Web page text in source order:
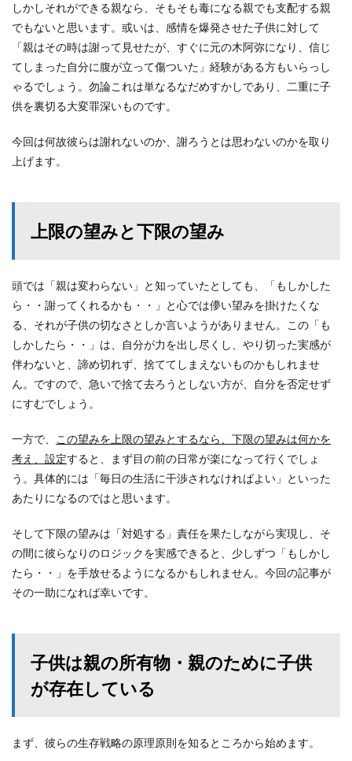
しかしそれができる親なら、そもそも毒になる親でも支配する親
でもないと思います。或いは、感情を爆発させた子供に対して
「親はその時は謝って見せたが、すぐに元の木阿弥になり、信じ
てしまった自分に腹が立って傷ついた」経験がある方もいらっし
ゃるでしょう。勿論これは単なるなだめすかしであり、二重に子
供を裏切る大変罪深いものです。
今回は何故彼らは謝れないのか、謝ろうとは思わないのかを取り
上げます。
上限の望みと下限の望み
頭では「親は変わらない」と知っていたとしても、「もしかした
ら・・謝ってくれるかも・・」と心では儚い望みを掛けたくな
る、それが子供の切なさとしか言いようがありません。この「も
しかしたら・・」は、自分が力を出し尽くし、やり切った実感が
伴わないと、諦め切れず、捨ててしまえないものかもしれませ
ん。ですので、急いで捨て去ろうとしない方が、自分を否定せず
にすむでしょう。
一方で、
この望みを上限の望みとするなら、下限の望みは何かを
考え、設定すると、まず目の前の日常が楽になって行くでしょ
う。具体的には「毎日の生活に干渉されなければよい」といった
あたりになるのではと思います。
そして下限の望みは「対処する」責任を果たしながら実現し、そ
の間に彼らなりのロジックを実感できると、少しずつ「もしかし
たら・・」を手放せるようになるかもしれません。今回の記事が
その一助になれば幸いです。
子供は親の所有物・親のために子供
が存在している
まず、彼らの生存戦略の原理原則を知るところから始めます。